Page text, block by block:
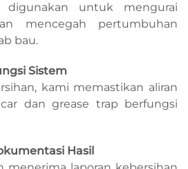
digunakan untuk mengurai
mencegah pertumbuhan
bau.
Sistem
kami memastikan aliran
dan grease trap berfungsi
Hasil